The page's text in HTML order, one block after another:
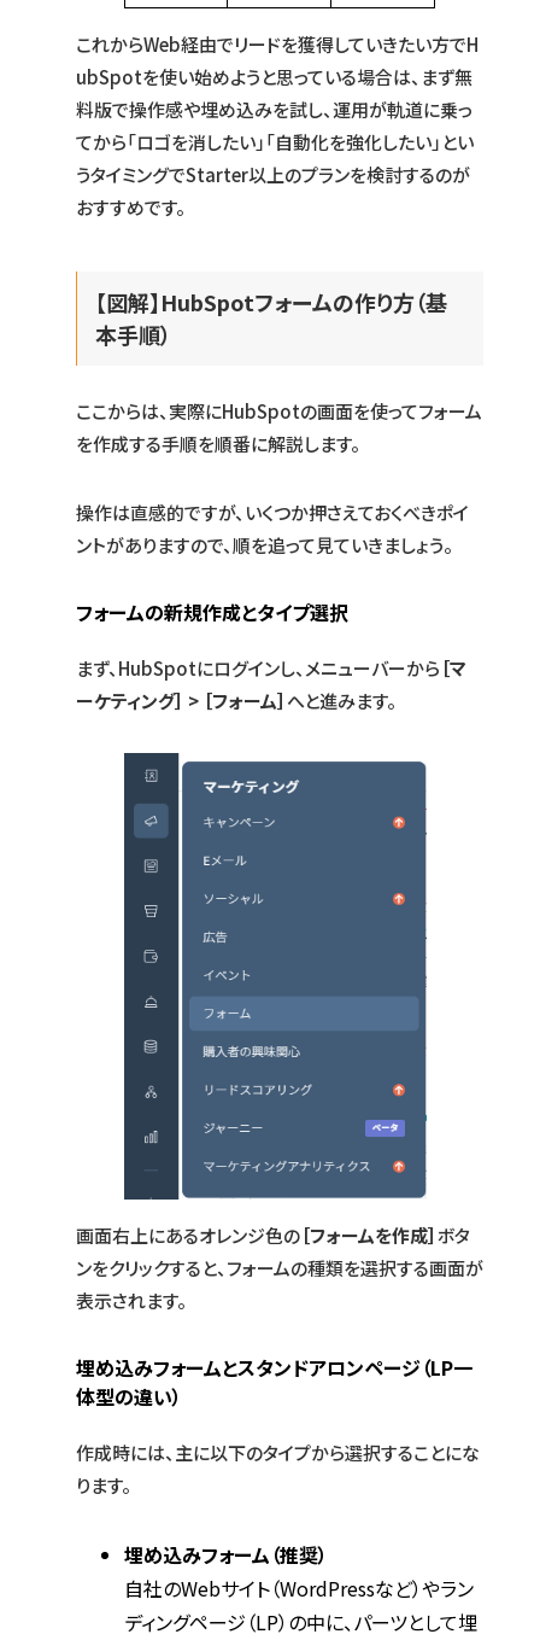
これからWeb経由でリードを獲得していきたい方でH
ubSpotを使い始めようと思っている場合は、まず無
料版で操作感や埋め込みを試し、運用が軌道に乗っ
てから「ロゴを消したい」「自動化を強化したい」とい
うタイミングでStarter以上のプランを検討するのが
おすすめです。
【図解】HubSpotフォームの作り方（基
本手順）
ここからは、実際にHubSpotの画面を使ってフォーム
を作成する手順を順番に解説します。
操作は直感的ですが、いくつか押さえておくべきポイ
ントがありますので、順を追って見ていきましょう。
フォームの新規作成とタイプ選択
まず、HubSpotにログインし、メニューバーから ［マ
ーケティング］ > ［フォーム］ へと進みます。
画面右上にあるオレンジ色の［フォームを作成］ボタ
ンをクリックすると、フォームの種類を選択する画面が
表示されます。
埋め込みフォームとスタンドアロンページ（LP一
体型の違い）
作成時には、主に以下のタイプから選択することにな
ります。
埋め込みフォーム（推奨）
自社のWebサイト（WordPressなど）やラン
ディングページ（LP）の中に、パーツとして埋